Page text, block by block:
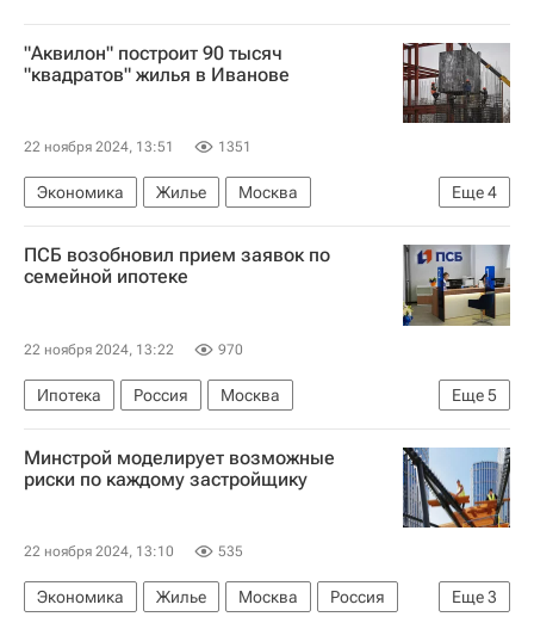
"Аквилон" построит 90 тысяч
"квадратов" жилья в Иванове
22 ноября 2024, 13:51 1351
Еще4
Экономика Жилье
Москва
Архангельск
Санкт-Петербург
Девелоперы
Строительство
ПСБ возобновил прием заявок по
семейной ипотеке
22 ноября 2024, 13:22 970
Еще5
Ипотека Россия
Москва
Московская область (Подмосковье)
Промсвязьбанк
"Дом.РФ"
Минстрой моделирует возможные
риски по каждому застройщику
22 ноября 2024, 13:10 535
Еще3
Экономика Жилье Москва
Россия